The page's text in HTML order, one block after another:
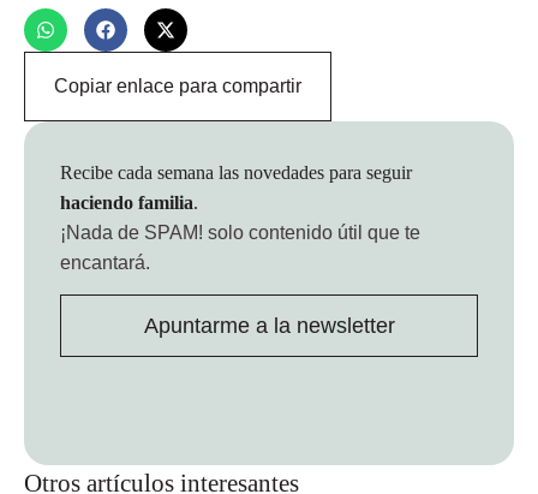
Copiar enlace para compartir
Otros artículos interesantes
Recibe cada semana las novedades para seguir
haciendo familia.
¡Nada de SPAM! solo contenido útil que te
encantará.
Apuntarme a la newsletter